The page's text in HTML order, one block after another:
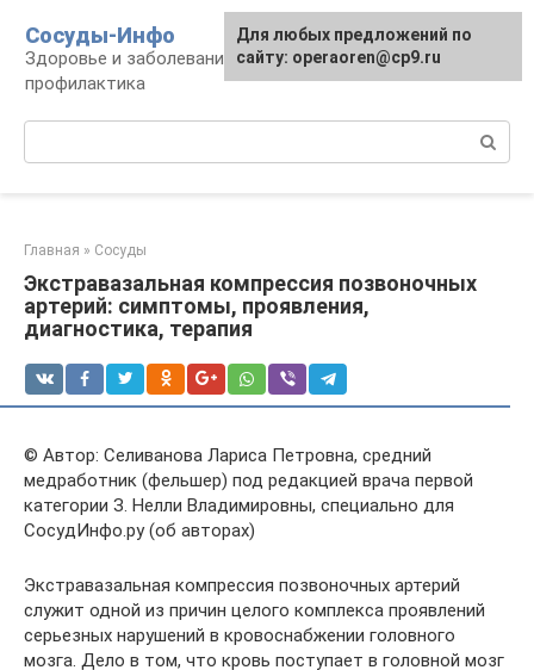
контенту
Сосуды-Инфо
Здоровье и заболевания сосудов и сердца,
профилактика
Главная » Сосуды
Экстравазальная компрессия позвоночных
артерий: симптомы, проявления,
диагностика, терапия
© Автор: Селиванова Лариса Петровна, средний
медработник (фельшер) под редакцией врача первой
категории З. Нелли Владимировны, специально для
СосудИнфо.ру (об авторах)
Экстравазальная компрессия позвоночных артерий
служит одной из причин целого комплекса проявлений
серьезных нарушений в кровоснабжении головного
мозга. Дело в том, что кровь поступает в головной мозг
Для любых предложений по
сайту: operaoren@cp9.ru